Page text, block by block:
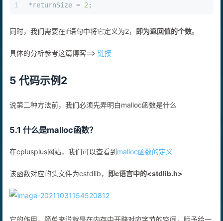
1 *returnSize = 2 ;
同时，我们需要在if语句中将它定义为2， 即为返回值的个数。
具体的分析参考这篇博客==> 链接
5 代码示例2
说第二种方法前，我们必须先弄明白malloc函数是什么
5.1 什么是malloc函数？
在cplusplus网站，我们可以查看到malloc函数的定义
该函数对应的头文件为cstdlib， 即c语言中的<stdlib.h>
它的作用，简单来说就是在内存中开辟对应字节的空间，赋予给一